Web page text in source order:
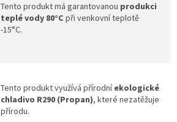
Tento produkt má garantovanou produkci
teplé vody 80°C při venkovní teplotě
-15°C.
Tento produkt využívá přírodníekologické
chladivo R290 (Propan), které nezatěžuje
přírodu.